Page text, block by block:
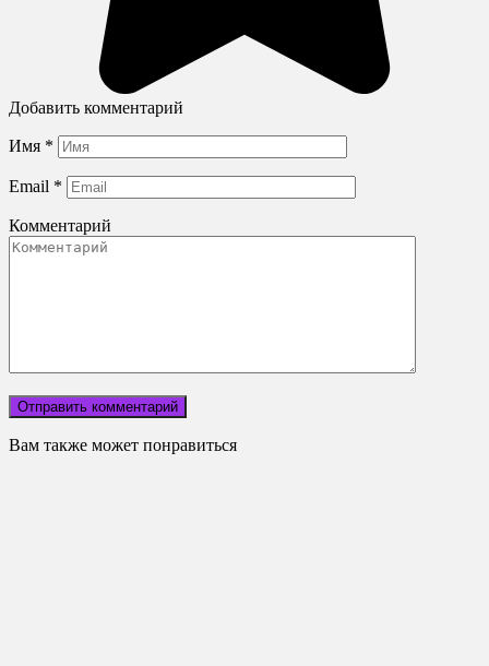
Добавить комментарий
Имя *
Email *
Комментарий
Вам также может понравиться